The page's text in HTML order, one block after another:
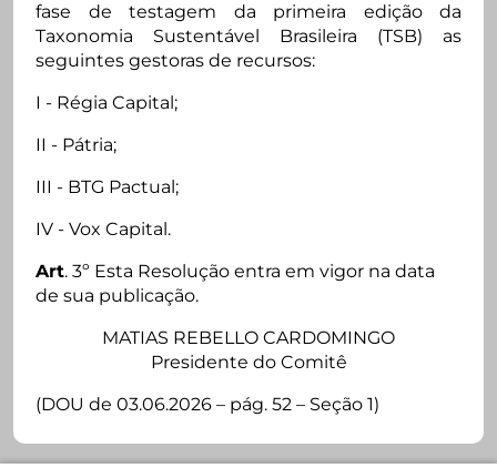
fase de testagem da primeira edição da
Taxonomia Sustentável Brasileira (TSB) as
seguintes gestoras de recursos:
I - Régia Capital;
II - Pátria;
III - BTG Pactual;
IV - Vox Capital.
Art. 3º Esta Resolução entra em vigor na data
de sua publicação.
MATIAS REBELLO CARDOMINGO
Presidente do Comitê
(DOU de 03.06.2026 – pág. 52 – Seção 1)